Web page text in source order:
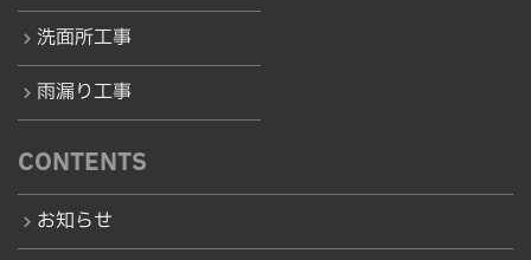
洗面所工事
雨漏り工事
CONTENTS
お知らせ